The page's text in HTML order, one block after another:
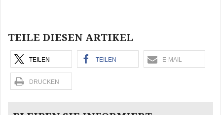
TEILE DIESEN ARTIKEL
TEILEN TEILEN E-MAIL
DRUCKEN